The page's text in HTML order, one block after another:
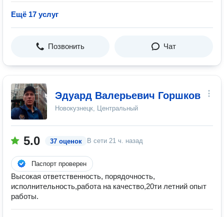
Ещё 17 услуг
Позвонить Чат
Эдуард Валерьевич Горшков
Новокузнецк, Центральный
5.0 37 оценок В сети 21 ч. назад
Паспорт проверен
Высокая ответственность, порядочность,
исполнительность,работа на качество,20ти летний опыт
работы.